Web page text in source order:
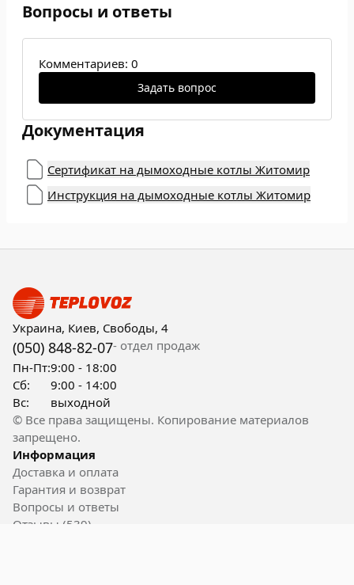
Вопросы и ответы
Комментариев: 0
Задать вопрос
Документация
Сертификат на дымоходные котлы Житомир
Инструкция на дымоходные котлы Житомир
Украина, Киев, Свободы, 4
(050) 848-82-07- отдел продаж
Пн-Пт:9:00 - 18:00
Сб:
9:00 - 14:00
Вс:
выходной
© Все права защищены. Копирование материалов
запрещено.
Информация
Доставка и оплата
Гарантия и возврат
Вопросы и ответы
Отзывы (539)